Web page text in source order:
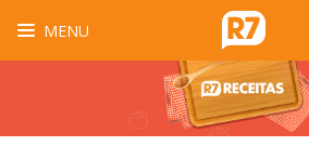
MENU